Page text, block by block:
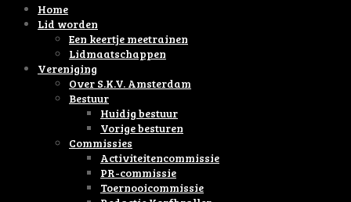
Home
Lid worden
Een keertje meetrainen
Lidmaatschappen
Vereniging
Over S.K.V. Amsterdam
Bestuur
Huidig bestuur
Vorige besturen
Commissies
Activiteitencommissie
PR-commissie
Toernooicommissie